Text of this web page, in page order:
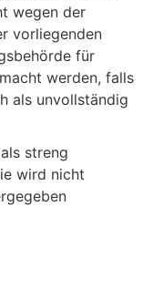
wegen der
vorliegenden
für
werden, falls
als unvollständig
streng
wird nicht